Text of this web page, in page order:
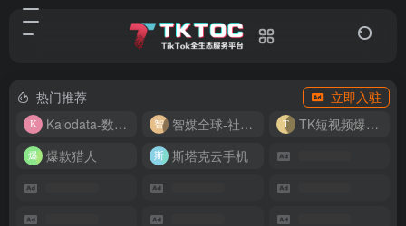
热门推荐
立即入驻
Kalodata-数据分析平台
智媒全球-社媒管理平台
TK短视频爆款复刻
爆款猎人
斯塔克云手机